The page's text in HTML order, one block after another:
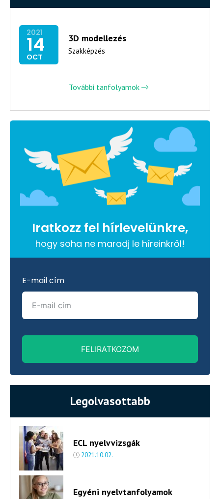
2021
14
OCT
3D modellezés
Szakképzés
További tanfolyamok
Iratkozz fel hírlevelünkre,
hogy soha ne maradj le híreinkről!
E-mail cím
FELIRATKOZOM
Legolvasottabb
ECL nyelvvizsgák
2021.10.02.
Egyéni nyelvtanfolyamok